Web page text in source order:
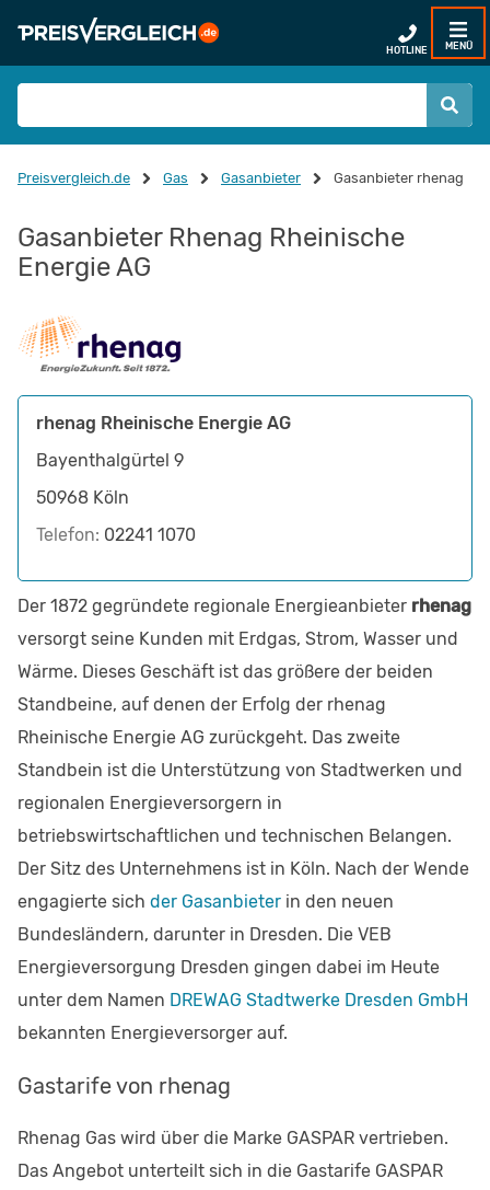
HOTLINE MENÜ
Preisvergleich.de Gas Gasanbieter Gasanbieter rhenag
Gasanbieter Rhenag Rheinische
Energie AG
rhenag Rheinische Energie AG
Bayenthalgürtel 9
50968 Köln
Telefon: 02241 1070
Der 1872 gegründete regionale Energieanbieter rhenag
versorgt seine Kunden mit Erdgas, Strom, Wasser und
Wärme. Dieses Geschäft ist das größere der beiden
Standbeine, auf denen der Erfolg der rhenag
Rheinische Energie AG zurückgeht. Das zweite
Standbein ist die Unterstützung von Stadtwerken und
regionalen Energieversorgern in
betriebswirtschaftlichen und technischen Belangen.
Der Sitz des Unternehmens ist in Köln. Nach der Wende
engagierte sich der Gasanbieter in den neuen
Bundesländern, darunter in Dresden. Die VEB
Energieversorgung Dresden gingen dabei im Heute
unter dem Namen DREWAG Stadtwerke Dresden GmbH
bekannten Energieversorger auf.
Gastarife von rhenag
Rhenag Gas wird über die Marke GASPAR vertrieben.
Das Angebot unterteilt sich in die Gastarife GASPAR